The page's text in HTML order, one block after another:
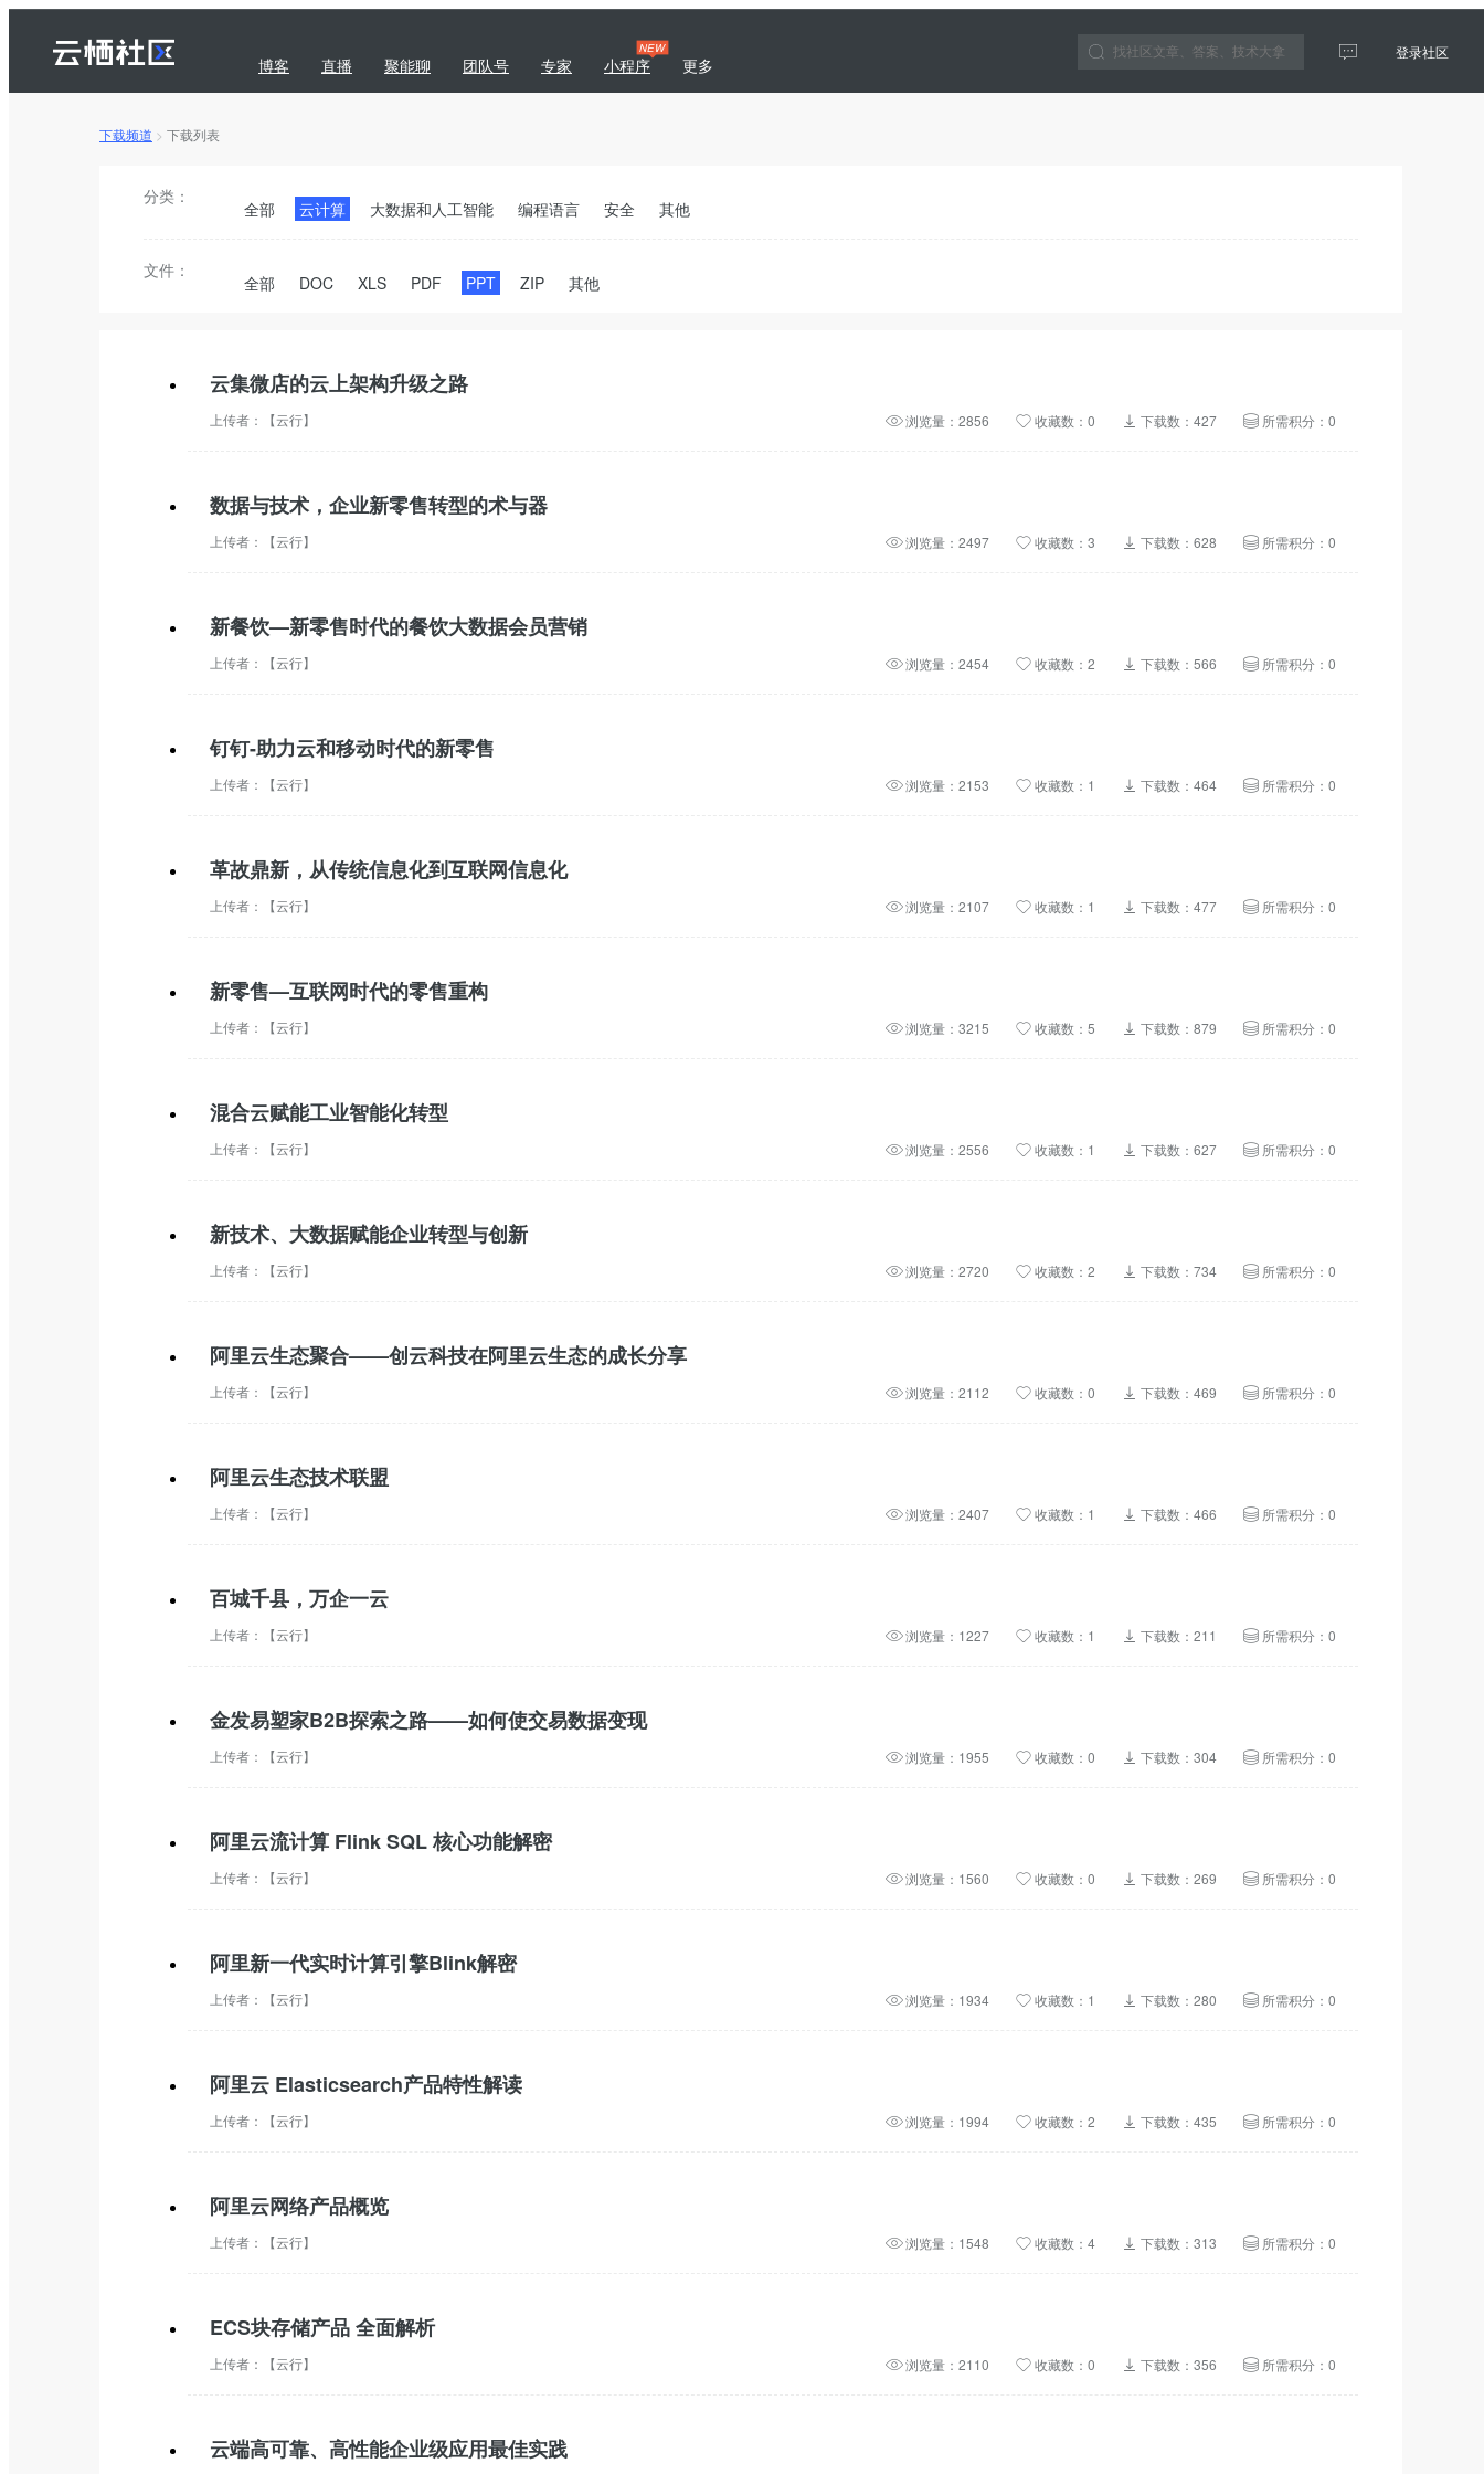
登录社区
博客 直播 聚能聊 团队号 专家 小程序
NEW
更多
下载频道 > 下载列表
分类：
全部 云计算 大数据和人工智能 编程语言 安全 其他
文件：
全部 DOC XLS PDF PPT ZIP 其他
云集微店的云上架构升级之路
上传者： 【云行】 浏览量：2856 收藏数：0 下载数：427 所需积分：0
数据与技术，企业新零售转型的术与器
上传者： 【云行】 浏览量：2497 收藏数：3 下载数：628 所需积分：0
新餐饮—新零售时代的餐饮大数据会员营销
上传者： 【云行】 浏览量：2454 收藏数：2 下载数：566 所需积分：0
钉钉-助力云和移动时代的新零售
上传者： 【云行】 浏览量：2153 收藏数：1 下载数：464 所需积分：0
革故鼎新，从传统信息化到互联网信息化
上传者： 【云行】 浏览量：2107 收藏数：1 下载数：477 所需积分：0
新零售—互联网时代的零售重构
上传者： 【云行】 浏览量：3215 收藏数：5 下载数：879 所需积分：0
混合云赋能工业智能化转型
上传者： 【云行】 浏览量：2556 收藏数：1 下载数：627 所需积分：0
新技术、大数据赋能企业转型与创新
上传者： 【云行】 浏览量：2720 收藏数：2 下载数：734 所需积分：0
阿里云生态聚合——创云科技在阿里云生态的成长分享
上传者： 【云行】 浏览量：2112 收藏数：0 下载数：469 所需积分：0
阿里云生态技术联盟
上传者： 【云行】 浏览量：2407 收藏数：1 下载数：466 所需积分：0
百城千县，万企一云
上传者： 【云行】 浏览量：1227 收藏数：1 下载数：211 所需积分：0
金发易塑家B2B探索之路——如何使交易数据变现
上传者： 【云行】 浏览量：1955 收藏数：0 下载数：304 所需积分：0
阿里云流计算 Flink SQL 核心功能解密
上传者： 【云行】 浏览量：1560 收藏数：0 下载数：269 所需积分：0
阿里新一代实时计算引擎Blink解密
上传者： 【云行】 浏览量：1934 收藏数：1 下载数：280 所需积分：0
阿里云 Elasticsearch产品特性解读
上传者： 【云行】 浏览量：1994 收藏数：2 下载数：435 所需积分：0
阿里云网络产品概览
上传者： 【云行】 浏览量：1548 收藏数：4 下载数：313 所需积分：0
ECS块存储产品 全面解析
上传者： 【云行】 浏览量：2110 收藏数：0 下载数：356 所需积分：0
云端高可靠、高性能企业级应用最佳实践